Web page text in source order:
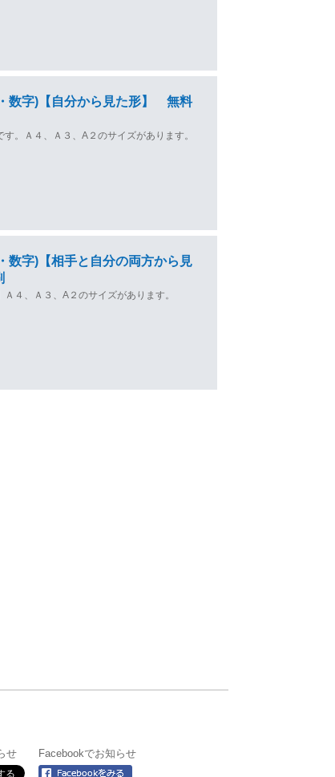
数字)【自分から見た形】 無料
。Ａ４、Ａ３、A２のサイズがあります。
数字)【相手と自分の両方から見
４、Ａ３、A２のサイズがあります。
せ Facebookでお知らせ